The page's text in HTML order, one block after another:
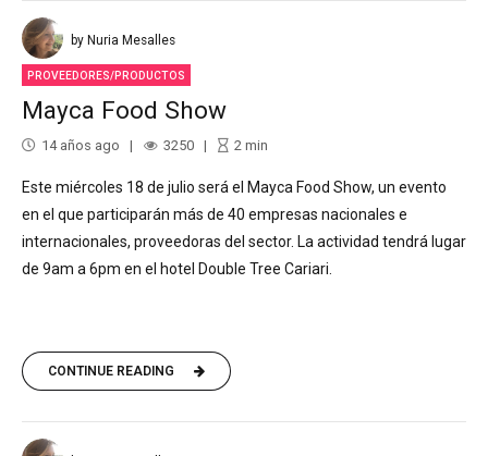
by Nuria Mesalles
PROVEEDORES/PRODUCTOS
Mayca Food Show
14 años ago 3250 2 min
Este miércoles 18 de julio será el Mayca Food Show, un evento
en el que participarán más de 40 empresas nacionales e
internacionales, proveedoras del sector. La actividad tendrá lugar
de 9am a 6pm en el hotel Double Tree Cariari.
CONTINUE READING